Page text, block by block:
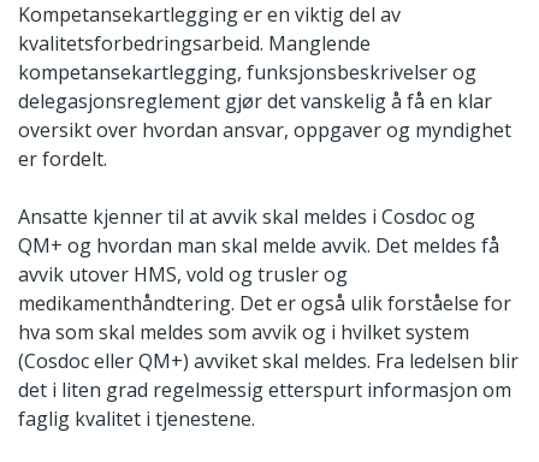
Kompetansekartlegging er en viktig del av
kvalitetsforbedringsarbeid. Manglende
kompetansekartlegging, funksjonsbeskrivelser og
delegasjonsreglement gjør det vanskelig å få en klar
oversikt over hvordan ansvar, oppgaver og myndighet
er fordelt.
Ansatte kjenner til at avvik skal meldes i Cosdoc og
QM+ og hvordan man skal melde avvik. Det meldes få
avvik utover HMS, vold og trusler og
medikamenthåndtering. Det er også ulik forståelse for
hva som skal meldes som avvik og i hvilket system
(Cosdoc eller QM+) avviket skal meldes. Fra ledelsen blir
det i liten grad regelmessig etterspurt informasjon om
faglig kvalitet i tjenestene.